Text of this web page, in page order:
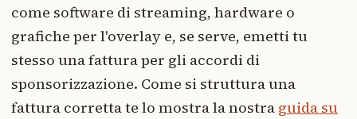
come software di streaming, hardware o
grafiche per l'overlay e, se serve, emetti tu
stesso una fattura per gli accordi di
sponsorizzazione. Come si struttura una
fattura corretta te lo mostra la nostra guida su